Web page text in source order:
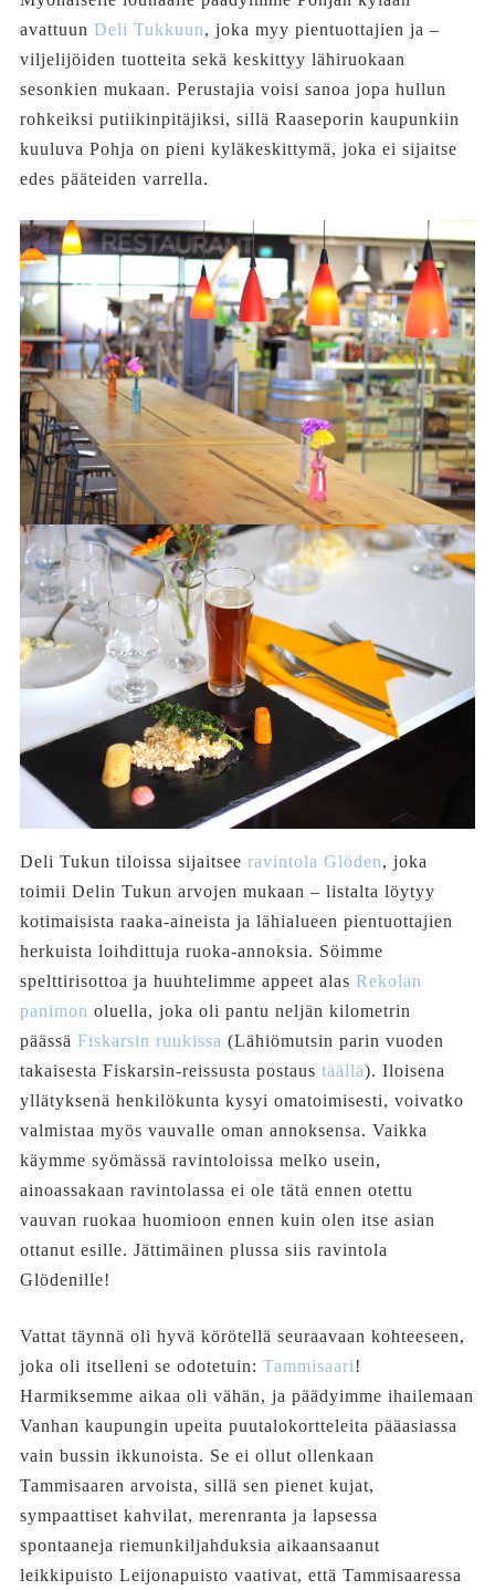
avattuun Deli Tukkuun, joka myy pientuottajien ja –
viljelijöiden tuotteita sekä keskittyy lähiruokaan
sesonkien mukaan. Perustajia voisi sanoa jopa hullun
rohkeiksi putiikinpitäjiksi, sillä Raaseporin kaupunkiin
kuuluva Pohja on pieni kyläkeskittymä, joka ei sijaitse
edes pääteiden varrella.
Deli Tukun tiloissa sijaitsee ravintola Glöden, joka
toimii Delin Tukun arvojen mukaan – listalta löytyy
kotimaisista raaka-aineista ja lähialueen pientuottajien
herkuista loihdittuja ruoka-annoksia. Söimme
spelttirisottoa ja huuhtelimme appeet alas Rekolan
panimon oluella, joka oli pantu neljän kilometrin
päässä Fiskarsin ruukissa (Lähiömutsin parin vuoden
takaisesta Fiskarsin-reissusta postaus täällä). Iloisena
yllätyksenä henkilökunta kysyi omatoimisesti, voivatko
valmistaa myös vauvalle oman annoksensa. Vaikka
käymme syömässä ravintoloissa melko usein,
ainoassakaan ravintolassa ei ole tätä ennen otettu
vauvan ruokaa huomioon ennen kuin olen itse asian
ottanut esille. Jättimäinen plussa siis ravintola
Glödenille!
Vattat täynnä oli hyvä körötellä seuraavaan kohteeseen,
joka oli itselleni se odotetuin: Tammisaari!
Harmiksemme aikaa oli vähän, ja päädyimme ihailemaan
Vanhan kaupungin upeita puutalokortteleita pääasiassa
vain bussin ikkunoista. Se ei ollut ollenkaan
Tammisaaren arvoista, sillä sen pienet kujat,
sympaattiset kahvilat, merenranta ja lapsessa
spontaaneja riemunkiljahduksia aikaansaanut
leikkipuisto Leijonapuisto vaativat, että Tammisaaressa